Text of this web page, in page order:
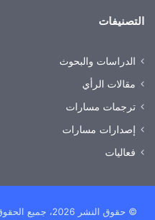
التصنيفات
الدراسات والبحوث
مقالات الرأي
ترجمات مسارات
إصدارات مسارات
فعاليات
© حقوق النشر 2026، جميع الحقوق محفوظة |